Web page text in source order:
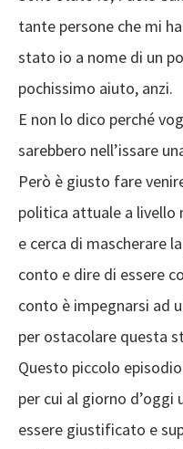
tante persone che mi
stato io a nome di un
pochissimo aiuto, anzi.
E non lo dico perché
sarebbero nell’issare
Però è giusto fare
politica attuale a livello
e cerca di mascherare
conto e dire di essere
conto è impegnarsi ad
per ostacolare questa
Questo piccolo
per cui al giorno d’oggi
essere giustificato e